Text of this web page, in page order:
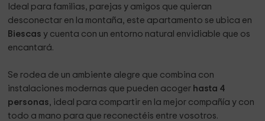
Ideal para familias, parejas y amigos que quieran
desconectar en la montaña, este apartamento se ubica en
Biescas y cuenta con un entorno natural envidiable que os
encantará.
Se rodea de un ambiente alegre que combina con
instalaciones modernas que pueden acoger hasta 4
personas, ideal para compartir en la mejor compañía y con
todo a mano para que reconectéis entre vosotros.